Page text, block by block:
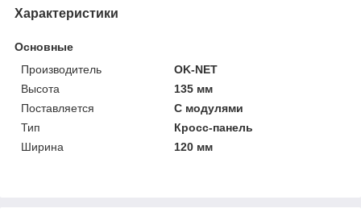
Характеристики
Основные
Производитель
OK-NET
Высота
135 мм
Поставляется
С модулями
Тип
Кросс-панель
Ширина
120 мм